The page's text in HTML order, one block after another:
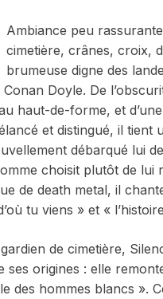
Ambiance peu
cimetière, crânes, croix,
brumeuse digne des
Conan Doyle. De
haut-de-forme, et
et distingué, il tient
débarqué lui
choisit plutôt de lui
de death metal, il
tu viens » et «
de cimetière,
ses origines : elle
des hommes blancs ».